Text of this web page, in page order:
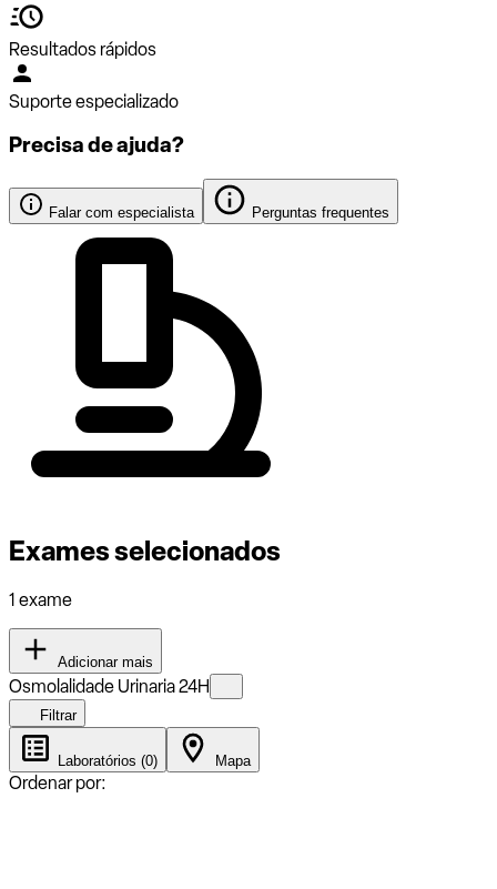
Resultados rápidos
Suporte especializado
Precisa de ajuda?
Falar com especialista Perguntas frequentes
Exames selecionados
1 exame
Adicionar mais
Osmolalidade Urinaria 24H
Filtrar
Laboratórios (0) Mapa
Ordenar por: